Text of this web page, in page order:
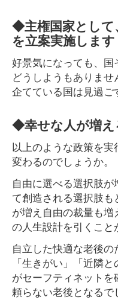
◆主権国家として
を立案実施します
好景気になっても、
どうしようもありま
企てている国は見過ご
◆幸せな人が増え
以上のような政策を
変わるのでしょうか。
自由に選べる選択肢
て創造される選択肢
が増え自由の裁量も
の人生設計を引くこと
自立した快適な老後の
「生きがい」「近隣
がセーフティネット
頼らない老後となるで